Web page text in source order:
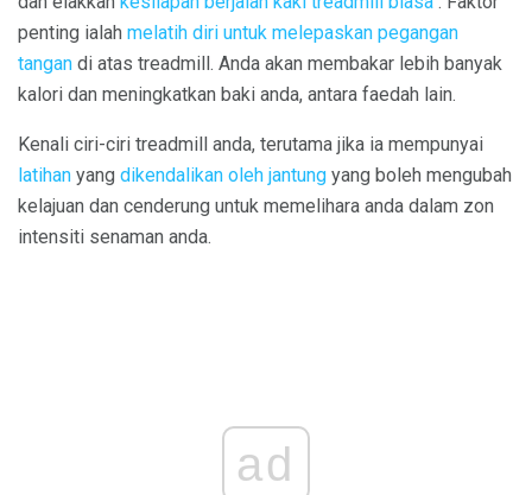
penting ialah melatih diri untuk melepaskan pegangan
tangan di atas treadmill. Anda akan membakar lebih banyak
kalori dan meningkatkan baki anda, antara faedah lain.
Kenali ciri-ciri treadmill anda, terutama jika ia mempunyai
latihan yang dikendalikan oleh jantung yang boleh mengubah
kelajuan dan cenderung untuk memelihara anda dalam zon
intensiti senaman anda.
ad